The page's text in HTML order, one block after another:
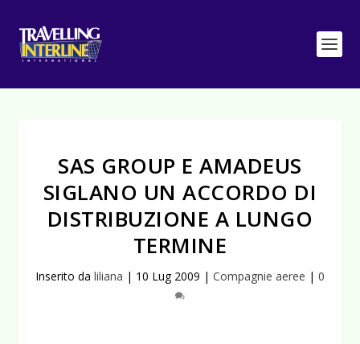
SAS GROUP E AMADEUS
SIGLANO UN ACCORDO DI
DISTRIBUZIONE A LUNGO
TERMINE
Inserito da liliana | 10 Lug 2009 | Compagnie aeree | 0